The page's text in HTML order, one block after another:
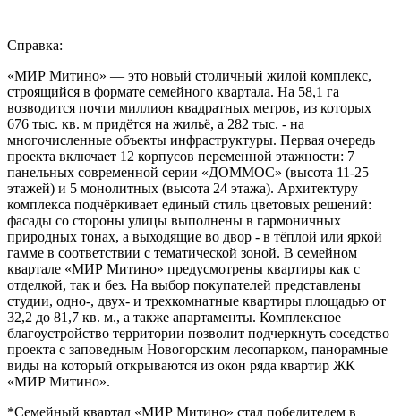
Справка:
«МИР Митино» — это новый столичный жилой комплекс,
строящийся в формате семейного квартала. На 58,1 га
возводится почти миллион квадратных метров, из которых
676 тыс. кв. м придётся на жильё, а 282 тыс. - на
многочисленные объекты инфраструктуры. Первая очередь
проекта включает 12 корпусов переменной этажности: 7
панельных современной серии «ДОММОС» (высота 11-25
этажей) и 5 монолитных (высота 24 этажа). Архитектуру
комплекса подчёркивает единый стиль цветовых решений:
фасады со стороны улицы выполнены в гармоничных
природных тонах, а выходящие во двор - в тёплой или яркой
гамме в соответствии с тематической зоной. В семейном
квартале «МИР Митино» предусмотрены квартиры как с
отделкой, так и без. На выбор покупателей представлены
студии, одно-, двух- и трехкомнатные квартиры площадью от
32,2 до 81,7 кв. м., а также апартаменты. Комплексное
благоустройство территории позволит подчеркнуть соседство
проекта с заповедным Новогорским лесопарком, панорамные
виды на который открываются из окон ряда квартир ЖК
«МИР Митино».
*Семейный квартал «МИР Митино» стал победителем в